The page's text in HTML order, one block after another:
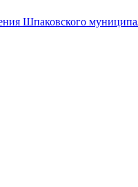
Шпаковского